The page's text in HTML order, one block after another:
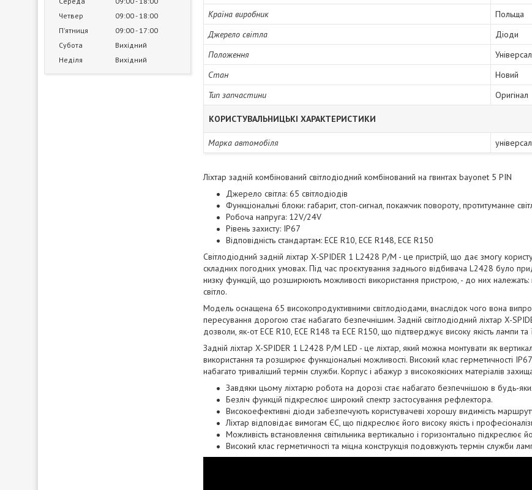
Четвер
09:00 18:00
Пʼятниця
09:00 17:00
Субота
Вихідний
Неділя
Вихідний
Країна виробник
Польща
Джерело світла
Діоди
Положення
Стан
Новий
Тип запчастини
Оригінал
КОРИСТУВАЛЬНИЦЬКІ ХАРАКТЕРИСТИКИ
Марка автомобіля
Ліхтар задній комбінований світлодіодний комбінований на гвинтах bayonet 5 PIN
Джерело світла: 65 світлодіодів
Функціональні блоки: габарит, стоп-сигнал, покажчик повороту, протитуманне
Робоча напруга: 12V/24V
Рівень захисту: IP67
Відповідність стандартам: ECE R10, ECE R148, ECE R150
Світлодіодний задній ліхтар X-SPIDER 1 L2428 P/M - це пристрій, що дає змогу
складних погодних умовах. Під час проєктування заднього відбивача L2428 було
низку функцій, що розширюють можливості використання пристрою, - до них
світло.
Модель оснащена 65 високопродуктивними світлодіодами, внаслідок чого вона
пересування дорогою стає набагато безпечнішим. Задній світлодіодний ліхтар X-
дозволи, як-от ECE R10, ECE R148 та ECE R150, що підтверджує високу якість лампи
Задній ліхтар X-SPIDER 1 L2428 P/M LED - це ліхтар, який можна монтувати як
використання та розширює функціональні можливості. Високий клас герметичності
набагато триваліший термін служби. Корпус і абажур з високоякісних матеріалів
Завдяки цьому ліхтарю робота на дорозі стає набагато безпечнішою в будь-
Безліч функцій підкреслює широкий спектр застосування рефлектора.
Високоефективні діоди забезпечують користувачеві хорошу видимість
Ліхтар відповідає вимогам ЄС, що підкреслює його високу якість і
Можливість встановлення світильника вертикально і горизонтально підкреслює
Високий клас герметичності та міцна конструкція подовжують термін служби